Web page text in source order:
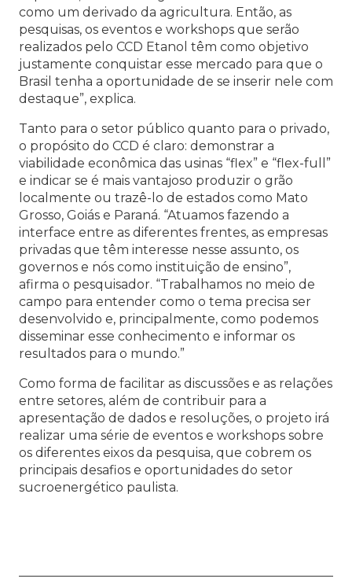
como um derivado da agricultura. Então, as
pesquisas, os eventos e workshops que serão
realizados pelo CCD Etanol têm como objetivo
justamente conquistar esse mercado para que o
Brasil tenha a oportunidade de se inserir nele com
destaque”, explica.
Tanto para o setor público quanto para o privado,
o propósito do CCD é claro: demonstrar a
viabilidade econômica das usinas “flex” e “flex-full”
e indicar se é mais vantajoso produzir o grão
localmente ou trazê-lo de estados como Mato
Grosso, Goiás e Paraná. “Atuamos fazendo a
interface entre as diferentes frentes, as empresas
privadas que têm interesse nesse assunto, os
governos e nós como instituição de ensino”,
afirma o pesquisador. “Trabalhamos no meio de
campo para entender como o tema precisa ser
desenvolvido e, principalmente, como podemos
disseminar esse conhecimento e informar os
resultados para o mundo.”
Como forma de facilitar as discussões e as relações
entre setores, além de contribuir para a
apresentação de dados e resoluções, o projeto irá
realizar uma série de eventos e workshops sobre
os diferentes eixos da pesquisa, que cobrem os
principais desafios e oportunidades do setor
sucroenergético paulista.